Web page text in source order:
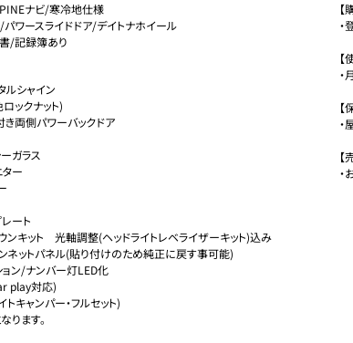
ナビ/寒冷地仕様
ワースライドドア/デイトナホイール
/記録簿あり
ルシャイン
ックナット)
両側パワーバックドア
ガラス
ー
ート
キット　光軸調整(ヘッドライトレベライザーキット)込み
ネットパネル(貼り付けのため純正に戻す事可能)
ン/ナンバー灯LED化
play対応)
キャンパー・フルセット)
ります。
【
・
【
・
【
・
【
・